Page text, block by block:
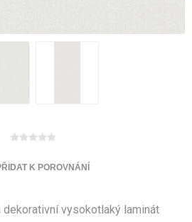
K POROVNÁNÍ
dekorativní vysokotlaký laminát